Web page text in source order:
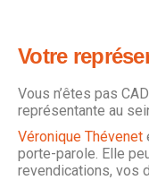
Votre
Vous n’êtes pas
représentante au
Véronique Thévenet
porte-parole. Elle
revendications, vos